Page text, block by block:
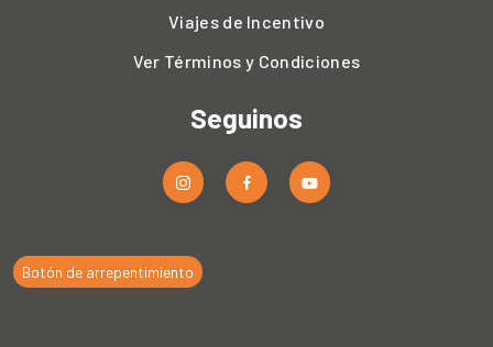
Viajes de Incentivo
Ver Términos y Condiciones
Seguinos
Botón de arrepentimiento